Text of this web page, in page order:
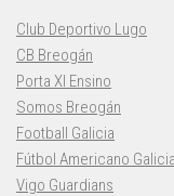
Club Deportivo Lugo
CB Breogán
Porta XI Ensino
Somos Breogán
Football Galicia
Fútbol Americano Galicia
Vigo Guardians